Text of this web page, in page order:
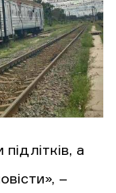
а
–